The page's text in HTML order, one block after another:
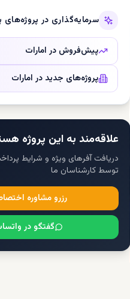
سرمایه‌گذاری در
پیش‌فروش در امارات
پروژه‌های جدید در امارات
علاقه‌مند به این پروژه
دریافت آفرهای ویژه و شرایط
توسط کارشناسان ما
رزرو مشاوره
گفتگو در